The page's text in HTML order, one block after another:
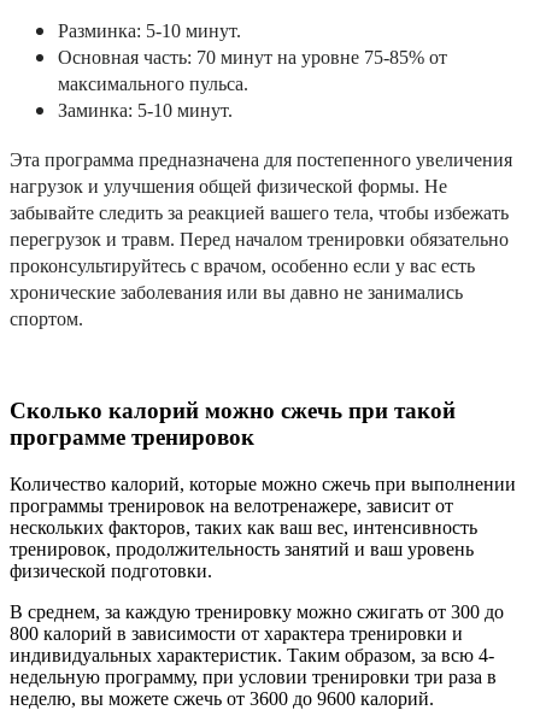
Разминка: 5-10 минут.
Основная часть: 70 минут на уровне 75-85% от
максимального пульса.
Заминка: 5-10 минут.
Эта программа предназначена для постепенного увеличения
нагрузок и улучшения общей физической формы. Не
забывайте следить за реакцией вашего тела, чтобы избежать
перегрузок и травм. Перед началом тренировки обязательно
проконсультируйтесь с врачом, особенно если у вас есть
хронические заболевания или вы давно не занимались
спортом.
Сколько калорий можно сжечь при такой
программе тренировок
Количество калорий, которые можно сжечь при выполнении
программы тренировок на велотренажере, зависит от
нескольких факторов, таких как ваш вес, интенсивность
тренировок, продолжительность занятий и ваш уровень
физической подготовки.
В среднем, за каждую тренировку можно сжигать от 300 до
800 калорий в зависимости от характера тренировки и
индивидуальных характеристик. Таким образом, за всю 4-
недельную программу, при условии тренировки три раза в
неделю, вы можете сжечь от 3600 до 9600 калорий.